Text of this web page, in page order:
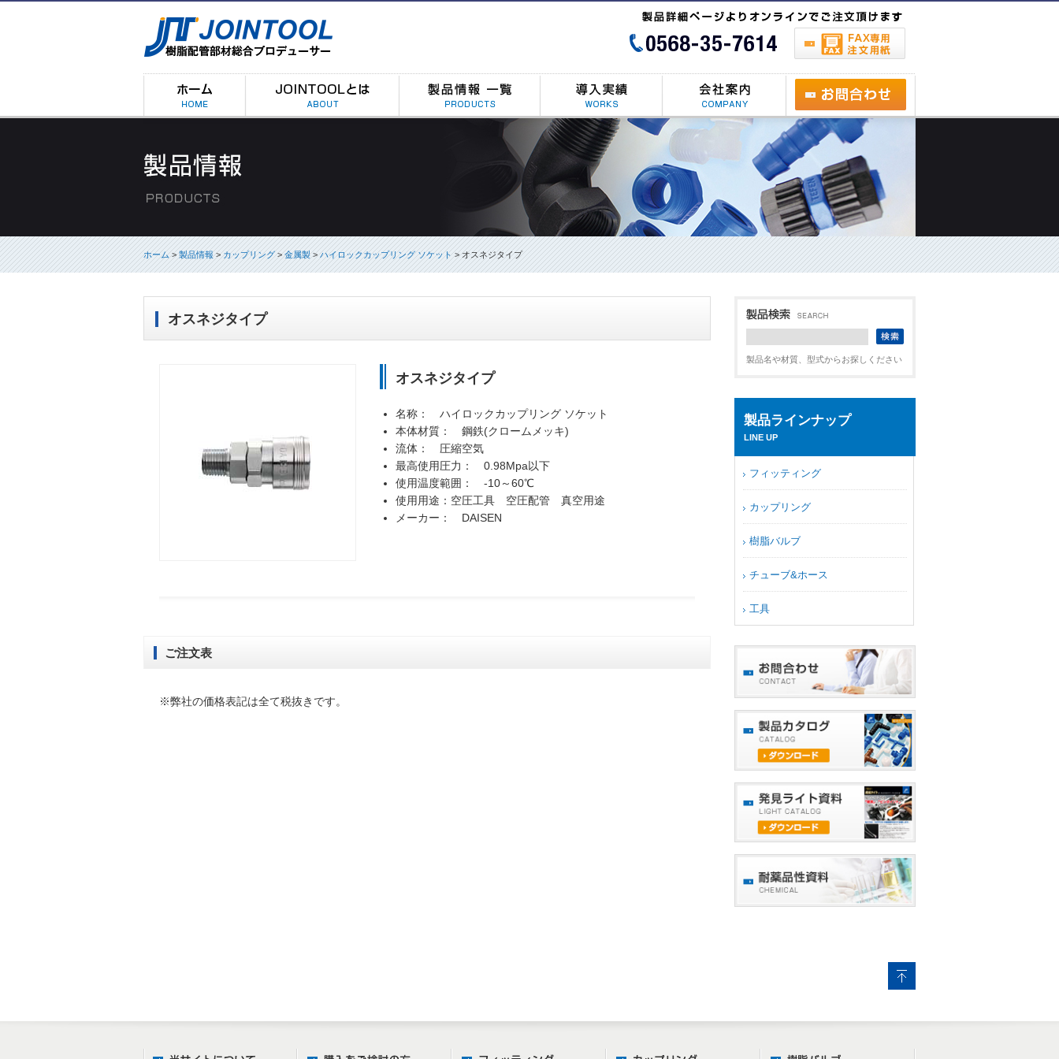
ホーム>製品情報>カップリング>金属製>ハイロックカップリング ソケット>オスネジタイプ
オスネジタイプ
オスネジタイプ
名称： ハイロックカップリング ソケット
本体材質： 鋼鉄(クロームメッキ)
流体： 圧縮空気
最高使用圧力： 0.98Mpa以下
使用温度範囲： -10～60℃
使用用途：空圧工具 空圧配管 真空用途
メーカー： DAISEN
ご注文表
※弊社の価格表記は全て税抜きです。
製品名や材質、型式からお探しください
製品ラインナップ
LINE UP
フィッティング
カップリング
樹脂バルブ
チューブ&ホース
工具